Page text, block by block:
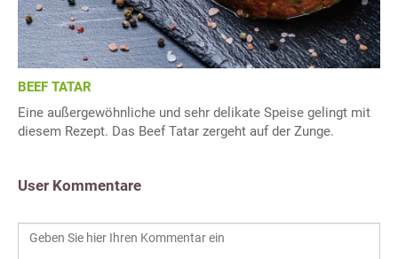
BEEF TATAR
Eine außergewöhnliche und sehr delikate Speise gelingt mit
diesem Rezept. Das Beef Tatar zergeht auf der Zunge.
User Kommentare